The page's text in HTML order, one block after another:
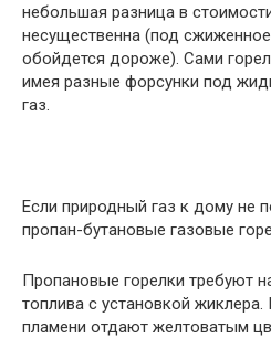
небольшая разница в
несущественна (под
обойдется дороже). Сами
имея разные форсунки под
газ.
Если природный газ к дому не
пропан-бутановые газовые
Пропановые горелки требуют
топлива с установкой жиклера.
пламени отдают желтоватым